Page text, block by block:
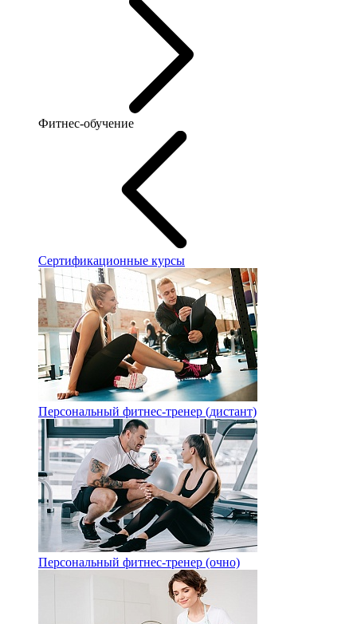
Фитнес-обучение
Сертификационные курсы
Персональный фитнес-тренер (дистант)
Персональный фитнес-тренер (очно)